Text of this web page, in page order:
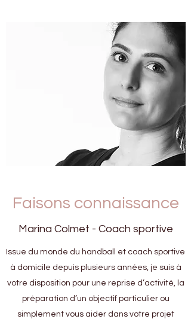
Faisons connaissance
Marina Colmet - Coach sportive
Issue du monde du handball et coach sportive
à domicile depuis plusieurs années, je suis à
votre disposition pour une reprise d’activité, la
préparation d’un objectif particulier ou
simplement vous aider dans votre projet